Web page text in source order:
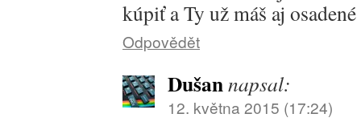
kúpiť a Ty už máš aj osadené
Odpovědět
Dušannapsal:
12. května 2015 (17:24)